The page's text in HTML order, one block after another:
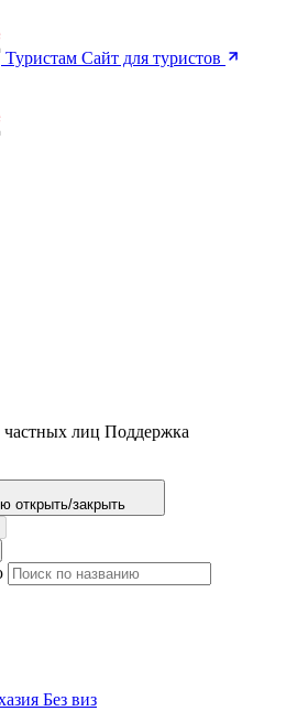
Туристам Сайт для туристов
частных лиц Поддержка
открыть/закрыть
Без виз